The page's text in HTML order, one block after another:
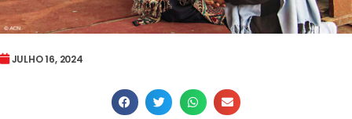
JULHO 16, 2024